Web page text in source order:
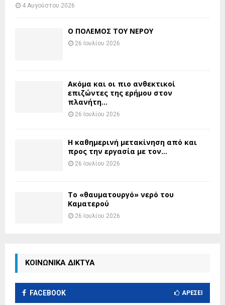
4 Αυγούστου 2026
Ο ΠΟΛΕΜΟΣ ΤΟΥ ΝΕΡΟΥ
26 Ιουλίου 2026
Ακόμα και οι πιο ανθεκτικοί
επιζώντες της ερήμου στον
πλανήτη...
26 Ιουλίου 2026
H καθημερινή μετακίνηση από και
προς την εργασία με τον...
26 Ιουλίου 2026
Το «θαυματουργό» νερό του
Καματερού
26 Ιουλίου 2026
ΚΟΙΝΩΝΙΚΑ ΔΙΚΤΥΑ
FACEBOOK ΑΡΈΣΕΙ